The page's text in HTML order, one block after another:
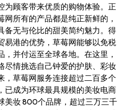
为顾客带来优质的购物体验。正
所有的产品都是纯正新鲜的，
备无与伦比的甜美简约魅力。得
易港的优势，草莓网能够以免税
并付运至全球各地。在这里，
尽情挑选自己钟爱的护肤、彩妆
，草莓网服务连接超过二百多个
已成为环球最具规模的美妆电商
美妆 800个品牌，超过三万三千